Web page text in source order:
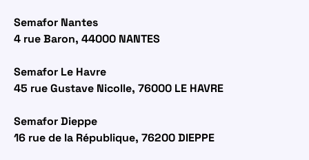
Semafor Nantes
4 rue Baron, 44000 NANTES
Semafor Le Havre
45 rue Gustave Nicolle, 76000 LE HAVRE
Semafor Dieppe
16 rue de la République, 76200 DIEPPE